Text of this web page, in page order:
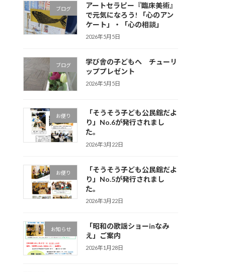
ブログ
アートセラピー『臨床美術』
で元気になろう! 「心のアン
ケート」・「心の相談」
2026年5月5日
ブログ
学び舎の子どもへ チューリ
ッププレゼント
2026年5月5日
お便り
「そうそう子ども公民館だよ
り」No.6が発行されまし
た。
2026年3月22日
お便り
「そうそう子ども公民館だよ
り」No.5が発行されまし
た。
2026年3月22日
お知らせ
「昭和の歌謡ショーinなみ
え」ご案内
2026年1月28日